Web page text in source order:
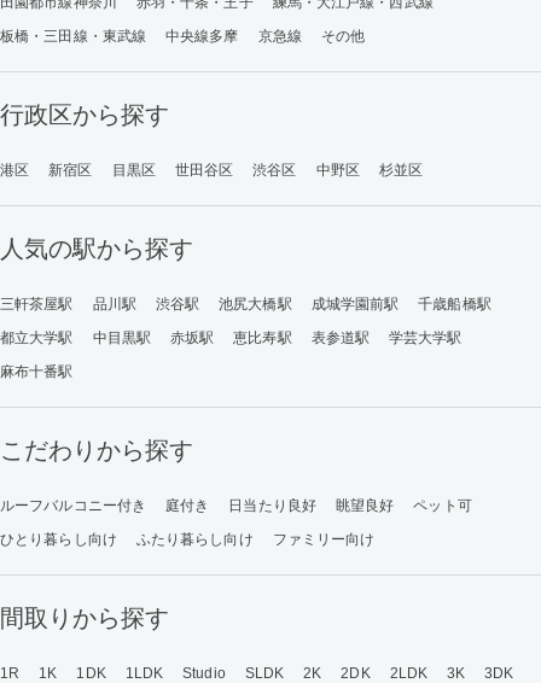
板橋・三田線・東武線
中央線多摩 京急線 その他
行政区から探す
港区 新宿区 目黒区 世田谷区 渋谷区 中野区 杉並区
人気の駅から探す
三軒茶屋駅 品川駅 渋谷駅 池尻大橋駅 成城学園前駅
千歳船橋駅
都立大学駅
中目黒駅 赤坂駅 恵比寿駅 表参道駅
学芸大学駅
麻布十番駅
こだわりから探す
ルーフバルコニー付き 庭付き 日当たり良好 眺望良好
ペット可
ひとり暮らし向け
ふたり暮らし向け ファミリー向け
間取りから探す
1R 1K 1DK 1LDK Studio SLDK 2K 2DK 2LDK 3K
3DK